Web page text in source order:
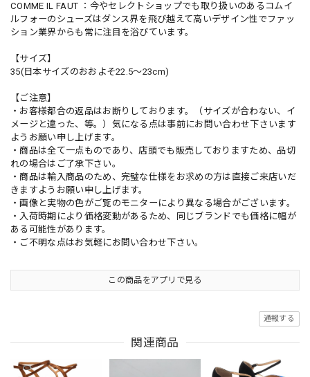
COMME IL FAUT ：今やセレクトショップでも取り扱いのあるコムイ
ルフォーのシューズはダンス界を飛び越えて高いデザイン性でファッ
ション業界からも常に注目を浴びています。
【サイズ】
35(日本サイズのおおよそ22.5〜23cm)
【ご注意】
・お客様都合の返品はお断りしております。（サイズが合わない、イ
メージと違った、等。）気になる点は事前にお問い合わせ下さいます
ようお願い申し上げます。
・商品は全て一点ものであり、店頭でも販売しておりますため、品切
れの場合はご了承下さい。
・商品は輸入商品のため、完璧な仕様をお求めの方は直接ご来店いだ
きますようお願い申し上げます。
・画像と実物の色がご覧のモニターにより異なる場合がございます。
・入荷時期により価格変動があるため、同じブランドでも価格に幅が
ある可能性があります。
・ご不明な点はお気軽にお問い合わせ下さい。
この商品をアプリで見る
通報する
関連商品